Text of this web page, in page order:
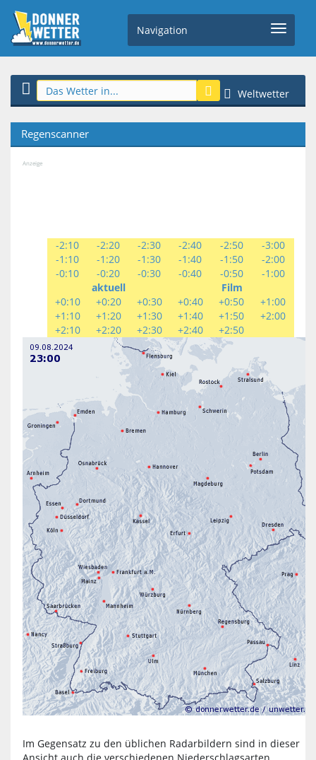
Navigation
Weltwetter
Regenscanner
Anzeige
-2:10 -2:20 -2:30 -2:40 -2:50
-3:00
-1:10
-1:20 -1:30 -1:40 -1:50
-2:00
-0:10
-0:20 -0:30 -0:40 -0:50
-1:00
aktuell
Film
+0:10
+0:20 +0:30 +0:40 +0:50
+1:00
+1:10
+1:20 +1:30 +1:40 +1:50
+2:00
+2:10
+2:20 +2:30 +2:40 +2:50
Im Gegensatz zu den üblichen Radarbildern sind in dieser